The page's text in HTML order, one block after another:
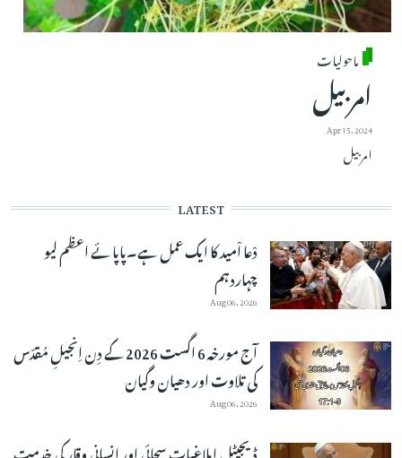
ماحولیات
امر بیل
Apr 15, 2024
امر بیل
LATEST
دْعا اْمید کا ایک عمل ہے۔پاپائے اعظم لیو
چہاردہم
Aug 06, 2026
آج مورخہ 6 اگست 2026 کے دِن اِنجیلِ مُقدّس
کی تلاوت اور دھیان وگیان
Aug 06, 2026
ڈیجیٹل ابلاغیات سچائی اور انسانی وقار کی خدمت